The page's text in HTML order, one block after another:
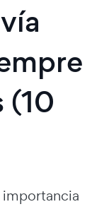
(10
importancia